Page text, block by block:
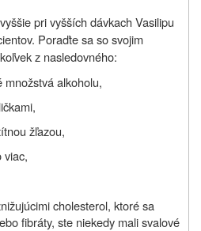
pri vyšších dávkach Vasilipu
Poraďte sa so svojim
z nasledovného:
množstvá alkoholu,
žľazou,
viac,
cholesterol, ktoré sa
fibráty, ste niekedy mali svalové